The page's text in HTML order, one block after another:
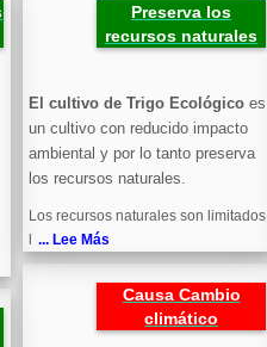
Preserva los
recursos naturales
El cultivo de Trigo Ecológico es
un cultivo con reducido impacto
ambiental y por lo tanto preserva
los recursos naturales.
Los recursos naturales son
... Lee Más
Causa Cambio
climático